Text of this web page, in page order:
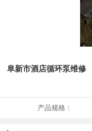
阜新市酒店循环泵维修
产品规格：